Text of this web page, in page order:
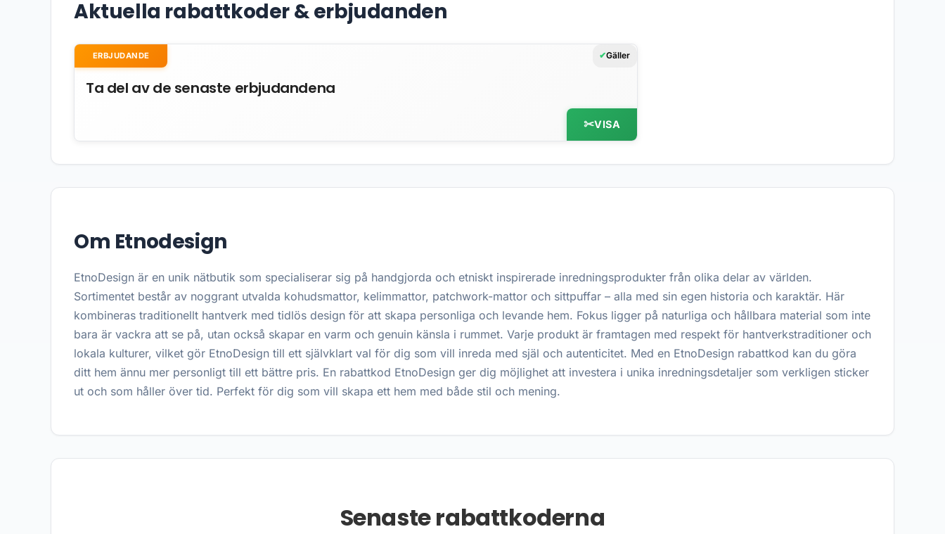
Aktuella rabattkoder & erbjudanden
ERBJUDANDE Gäller
Ta del av de senaste erbjudandena
VISA
Om Etnodesign
EtnoDesign är en unik nätbutik som specialiserar sig på handgjorda och etniskt inspirerade inredningsprodukter från olika delar av världen.
Sortimentet består av noggrant utvalda kohudsmattor, kelimmattor, patchwork-mattor och sittpuffar – alla med sin egen historia och karaktär. Här
kombineras traditionellt hantverk med tidlös design för att skapa personliga och levande hem. Fokus ligger på naturliga och hållbara material som inte
bara är vackra att se på, utan också skapar en varm och genuin känsla i rummet. Varje produkt är framtagen med respekt för hantverkstraditioner och
lokala kulturer, vilket gör EtnoDesign till ett självklart val för dig som vill inreda med själ och autenticitet. Med en EtnoDesign rabattkod kan du göra
ditt hem ännu mer personligt till ett bättre pris. En rabattkod EtnoDesign ger dig möjlighet att investera i unika inredningsdetaljer som verkligen sticker
ut och som håller över tid. Perfekt för dig som vill skapa ett hem med både stil och mening.
Senaste rabattkoderna